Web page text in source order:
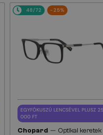
48/72 -25%
EGYFÓKUSZÚ LENCSÉVEL PLUSZ 25
000 FT
Chopard — Optikai keretek